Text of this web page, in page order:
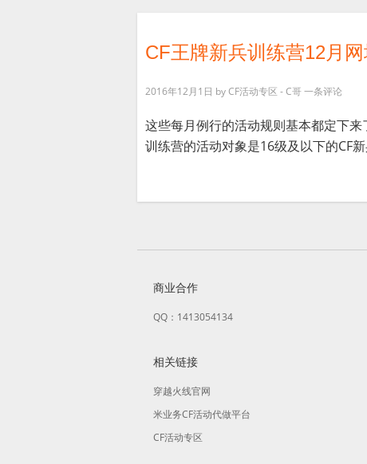
CF王牌新兵训练营12月
2016年12月1日 byCF活动专区 - C哥一条评论
这些每月例行的活动规则基本都定下
训练营的活动对象是16级及以下的CF
商业合作
QQ：1413054134
相关链接
穿越火线官网
米业务CF活动代做平台
CF活动专区